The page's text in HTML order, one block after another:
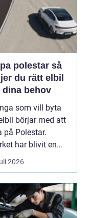
polestar så
du rätt elbil
dina behov
som vill byta
börjar med att
på Polestar.
har blivit en
för mod...
2026